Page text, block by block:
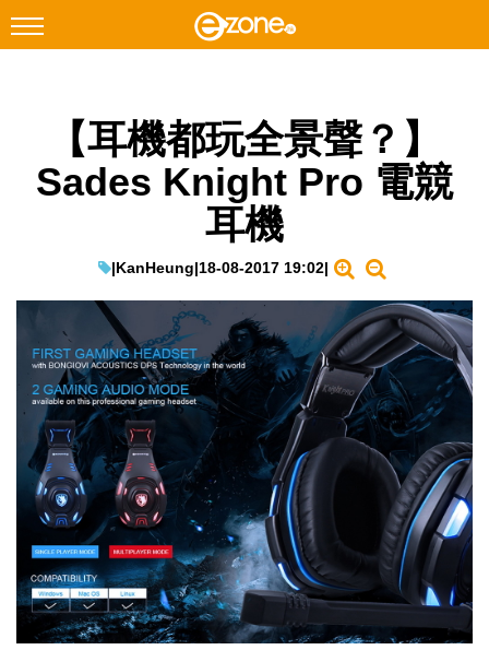
Facebook Instagram
科技焦點
教學評測
EduTech
IT Times
生成式AI與雲端應用
Enterprise Digital Transformation
特集
【耳機都玩全景聲？】
Sades Knight Pro 電競
耳機
|KanHeung|18-08-2017 19:02|